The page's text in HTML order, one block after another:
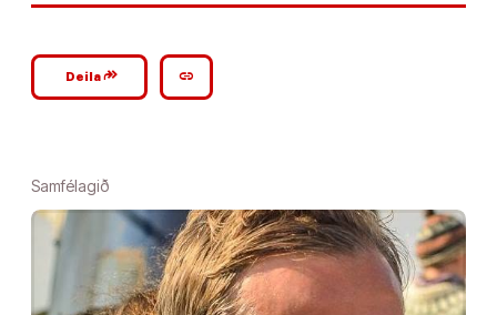
Deilagoogle_plus_reshare link
Samfélagið